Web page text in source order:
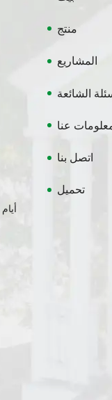
منتج
المشاريع
الشائعة
عنا
اتصل بنا
تحميل